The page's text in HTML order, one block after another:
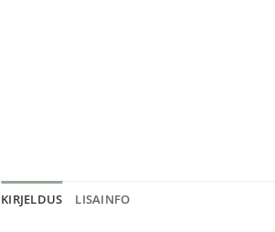
KIRJELDUS LISAINFO